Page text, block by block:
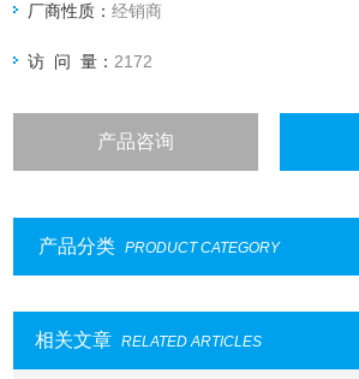
产地证明。
厂商性质：经销商
访 问 量： 2172
产品咨询
产品分类 PRODUCT CATEGORY
相关文章 RELATED ARTICLES